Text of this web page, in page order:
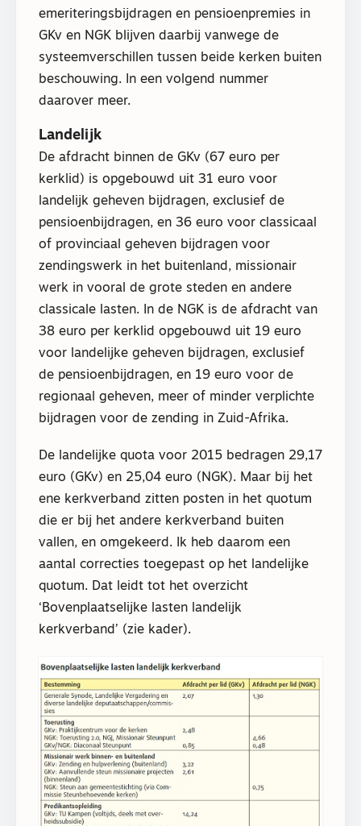
emeriteringsbijdragen en pensioenpremies in
GKv en NGK blijven daarbij vanwege de
systeemverschillen tussen beide kerken buiten
beschouwing. In een volgend nummer
daarover meer.
Landelijk
De afdracht binnen de GKv (67 euro per
kerklid) is opgebouwd uit 31 euro voor
landelijk geheven bijdragen, exclusief de
pensioenbijdragen, en 36 euro voor classicaal
of provinciaal geheven bijdragen voor
zendingswerk in het buitenland, missionair
werk in vooral de grote steden en andere
classicale lasten. In de NGK is de afdracht van
38 euro per kerklid opgebouwd uit 19 euro
voor landelijke geheven bijdragen, exclusief
de pensioenbijdragen, en 19 euro voor de
regionaal geheven, meer of minder verplichte
bijdragen voor de zending in Zuid-Afrika.
De landelijke quota voor 2015 bedragen 29,17
euro (GKv) en 25,04 euro (NGK). Maar bij het
ene kerkverband zitten posten in het quotum
die er bij het andere kerkverband buiten
vallen, en omgekeerd. Ik heb daarom een
aantal correcties toegepast op het landelijke
quotum. Dat leidt tot het overzicht
‘Bovenplaatselijke lasten landelijk
kerkverband’ (zie kader).